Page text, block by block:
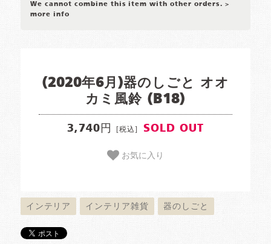
We cannot combine this item with other orders. >
more info
(2020年6月)器のしごと オオ
カミ風鈴 (B18)
3,740円 [税込] SOLD OUT
お気に入り
インテリア インテリア雑貨 器のしごと